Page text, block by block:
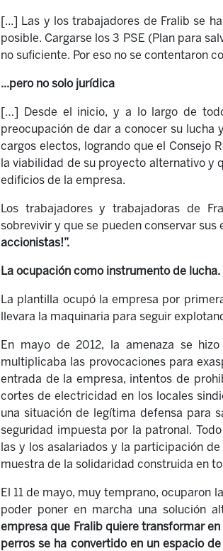
[...] Las y los trabajadores de Fralib se
posible. Cargarse los 3 PSE (Plan para
no suficiente. Por eso no se contentaron
...pero no solo jurídica
[…] Desde el inicio, y a lo largo de
preocupación de dar a conocer su lucha
cargos electos, logrando que el Consejo
la viabilidad de su proyecto alternativo y
edificios de la empresa.
Los trabajadores y trabajadoras de
sobrevivir y que se pueden conservar sus
accionistas!”.
La ocupación como instrumento de lucha.
La plantilla ocupó la empresa por
llevara la maquinaria para seguir
En mayo de 2012, la amenaza se
multiplicaba las provocaciones para
entrada de la empresa, intentos de
cortes de electricidad en los locales
una situación de legítima defensa para
seguridad impuesta por la patronal.
las y los asalariados y la participación
muestra de la solidaridad construida en
El 11 de mayo, muy temprano, ocuparon
poder poner en marcha una solución
empresa que Fralib quiere transformar
perros se ha convertido en un espacio